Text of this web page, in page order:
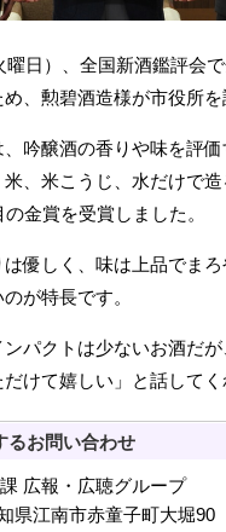
曜日）、全国新酒鑑評会
、勲碧酒造様が市役所を
吟醸酒の香りや味を評
、米こうじ、水だけで
金賞を受賞しました。
優しく、味は上品でま
が特長です。
パクトは少ないお酒だ
けて嬉しい」と話してく
るお問い合わせ
広報・広聴グループ
県江南市赤童子町大堀90